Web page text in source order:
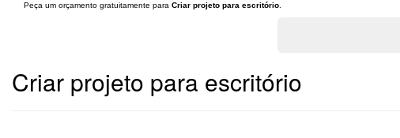
Peça um orçamento gratuitamente para Criar projeto para escritório
Criar projeto para escritório